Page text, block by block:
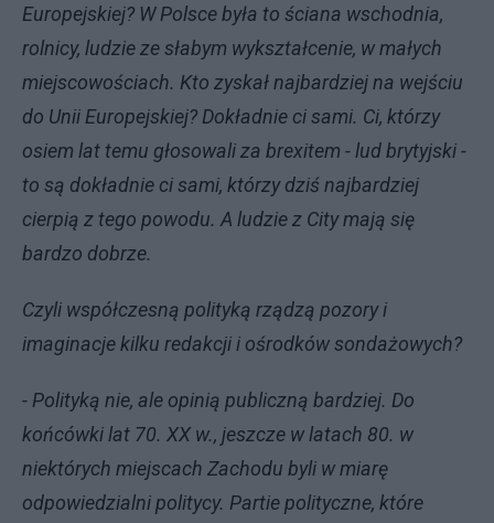
Europejskiej? W Polsce była to ściana wschodnia,
rolnicy, ludzie ze słabym wykształcenie, w małych
miejscowościach. Kto zyskał najbardziej na wejściu
do Unii Europejskiej? Dokładnie ci sami. Ci, którzy
osiem lat temu głosowali za brexitem - lud brytyjski -
to są dokładnie ci sami, którzy dziś najbardziej
cierpią z tego powodu. A ludzie z City mają się
bardzo dobrze.
Czyli współczesną polityką rządzą pozory i
imaginacje kilku redakcji i ośrodków sondażowych?
- Polityką nie, ale opinią publiczną bardziej. Do
końcówki lat 70. XX w., jeszcze w latach 80. w
niektórych miejscach Zachodu byli w miarę
odpowiedzialni politycy. Partie polityczne, które